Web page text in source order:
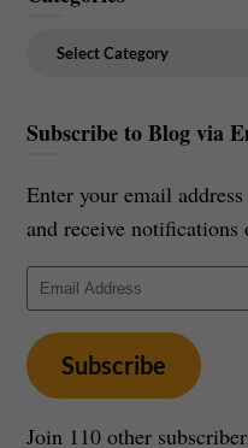
Categories
Subscribe to Blog via
Enter your email
and receive notifications
Email
Address
Subscribe
Join 110 other